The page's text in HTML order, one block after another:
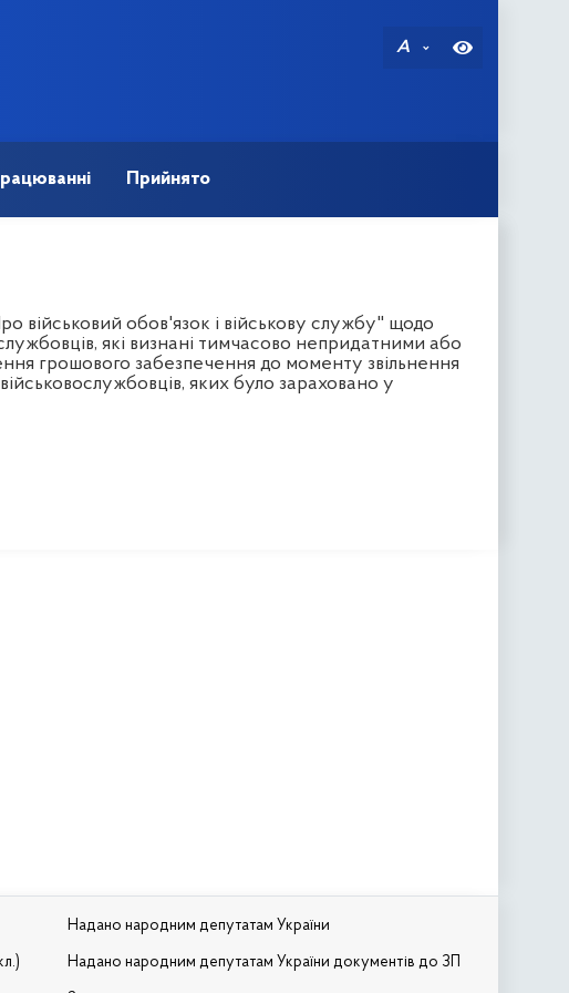
A
Прийнято
військовий обов'язок і військову службу" щодо
які визнані тимчасово непридатними або
грошового забезпечення до моменту звільнення
яких було зараховано у
Надано народним депутатам України
Надано народним депутатам України документів до ЗП